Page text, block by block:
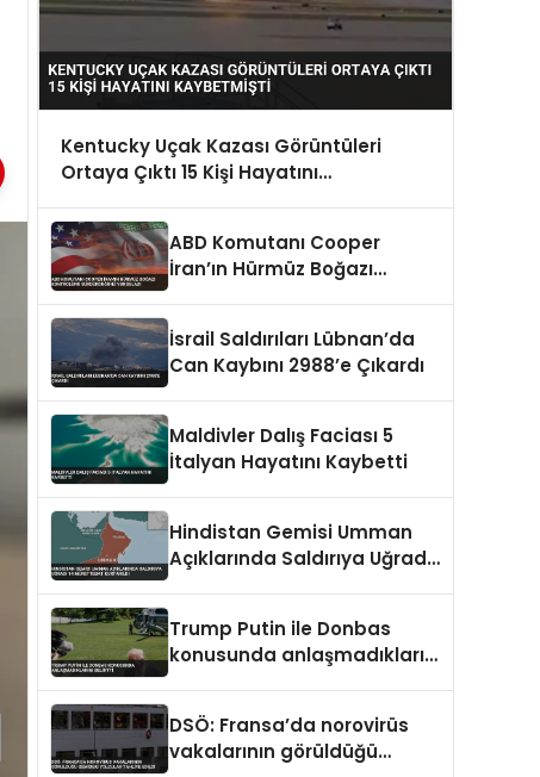
Kentucky Uçak Kazası Görüntüleri
Ortaya Çıktı 15 Kişi Hayatını
ABD Komutanı Cooper
İran’ın Hürmüz Boğazı
İsrail Saldırıları Lübnan’da
Can Kaybını 2988’e Çıkardı
Maldivler Dalış Faciası 5
İtalyan Hayatını Kaybetti
Hindistan Gemisi Umman
Açıklarında Saldırıya Uğradı
Trump Putin ile Donbas
konusunda anlaşmadıklarını
DSÖ: Fransa’da norovirüs
vakalarının görüldüğü